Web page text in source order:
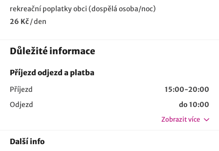
rekreační poplatky obci (dospělá osoba/noc)
26 Kč/den
Důležité informace
Příjezd odjezd a platba
Příjezd
15:00-20:00
Odjezd
do 10:00
Zobrazit více
Další info